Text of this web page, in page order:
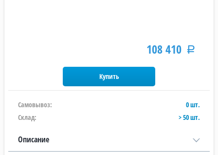
108 410 Р
Самовывоз:
0 шт.
Склад:
> 50 шт.
Описание